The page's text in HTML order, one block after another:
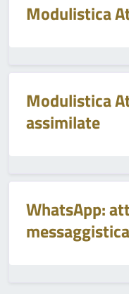
Modulistica
Modulistica
assimilate
WhatsApp: